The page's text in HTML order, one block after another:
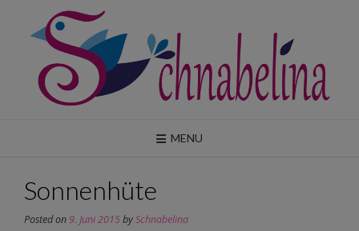
content
MENU
Sonnenhüte
Posted on9. Juni 2015bySchnabelina